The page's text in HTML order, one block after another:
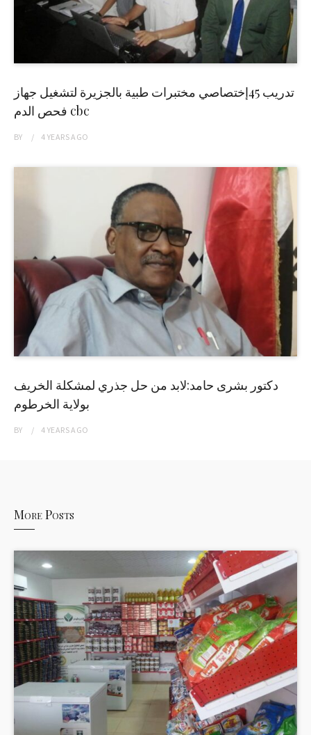
تدريب 45إختصاصي مختبرات طبية بالجزيرة لتشغيل جهاز
فحص الدم cbc
BY 4 YEARSAGO
دكتور بشرى حامد:لابد من حل جذري لمشكلة الخريف
بولاية الخرطوم
BY 4 YEARSAGO
More Posts